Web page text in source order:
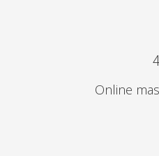
4
Online